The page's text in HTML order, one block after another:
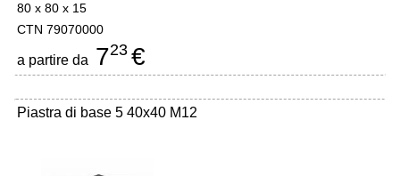
80 x 80 x 15
CTN 79070000
a partire da 723 €
Piastra di base 5 40x40 M12